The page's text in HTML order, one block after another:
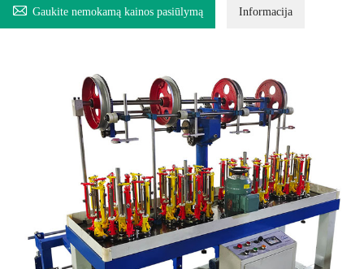
 Gaukite nemokamą kainos pasiūlymą Informacija